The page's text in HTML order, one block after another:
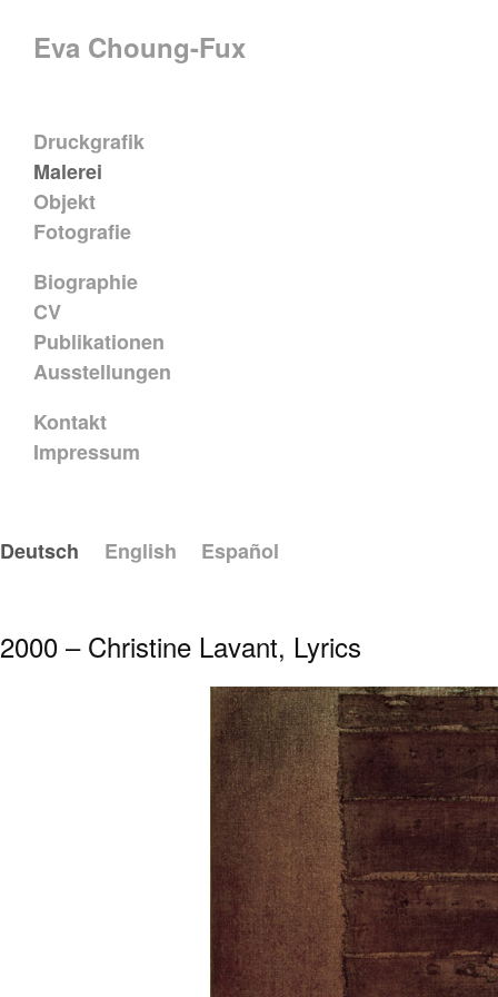
Eva Choung-Fux
Druckgrafik
Malerei
Objekt
Fotografie
Biographie
CV
Publikationen
Ausstellungen
Kontakt
Impressum
Deutsch English Español
2000 – Christine Lavant, Lyrics